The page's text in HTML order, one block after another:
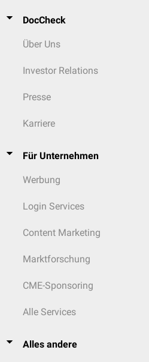
DocCheck
Über Uns
Investor Relations
Presse
Karriere
Für Unternehmen
Werbung
Login Services
Content Marketing
Marktforschung
CME-Sponsoring
Alle Services
Alles andere